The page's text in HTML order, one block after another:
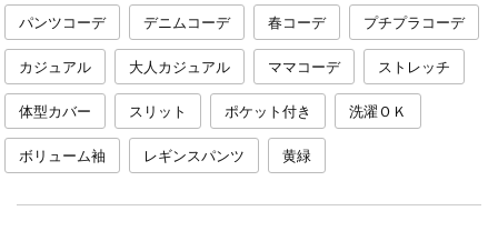
パンツコーデ デニムコーデ 春コーデ プチプラコーデ
カジュアル 大人カジュアル ママコーデ ストレッチ
体型カバー スリット ポケット付き 洗濯ＯＫ
ボリューム袖 レギンスパンツ 黄緑